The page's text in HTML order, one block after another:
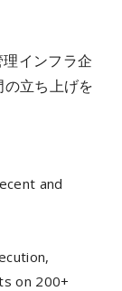
インフラ企
立ち上げを
and
on 200+